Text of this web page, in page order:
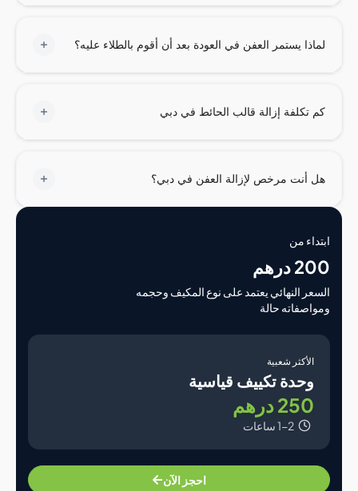
يستمر العفن في العودة بعد أن أقوم بالطلاء عليه؟
إزالة قالب الحائط في دبي
أنت مرخص لإزالة العفن في دبي؟
النهائي يعتمد على نوع المكيف وحجمه
حالة
الأكثر شعبية
وحدة تكييف قياسية